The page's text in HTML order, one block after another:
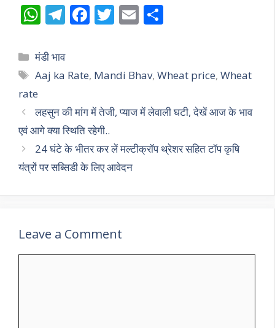
W
h
at
s
p
p
T
el
e
gr
m
F
ac
b
o
k
T
w
er
E
m
l e
Categories
मंडी भाव
Tags
Aaj ka Rate, Mandi Bhav,Wheat price,Wheat
rate
लहसुन की मांग में तेजी, प्याज में लेवाली घटी, देखें आज के भाव
एवं आगे क्या स्थिति रहेगी..
24 घंटे के भीतर कर लें मल्टीक्रॉप थ्रेशर सहित टॉप कृषि
यंत्रों पर सब्सिडी के लिए आवेदन
Leave a Comment